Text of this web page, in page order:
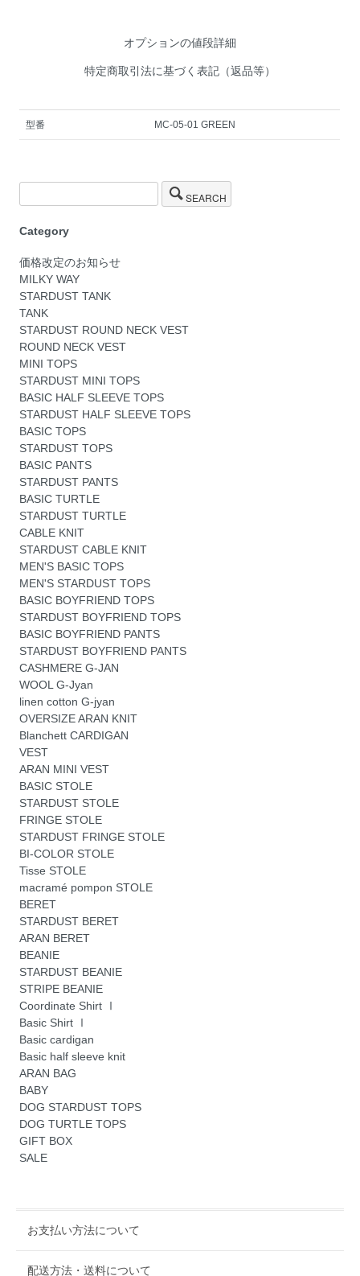
オプションの値段詳細
特定商取引法に基づく表記（返品等）
型番 MC-05-01 GREEN
SEARCH
Category
価格改定のお知らせ
MILKY WAY
STARDUST TANK
TANK
STARDUST ROUND NECK VEST
ROUND NECK VEST
MINI TOPS
STARDUST MINI TOPS
BASIC HALF SLEEVE TOPS
STARDUST HALF SLEEVE TOPS
BASIC TOPS
STARDUST TOPS
BASIC PANTS
STARDUST PANTS
BASIC TURTLE
STARDUST TURTLE
CABLE KNIT
STARDUST CABLE KNIT
MEN'S BASIC TOPS
MEN'S STARDUST TOPS
BASIC BOYFRIEND TOPS
STARDUST BOYFRIEND TOPS
BASIC BOYFRIEND PANTS
STARDUST BOYFRIEND PANTS
CASHMERE G-JAN
WOOL G-Jyan
linen cotton G-jyan
OVERSIZE ARAN KNIT
Blanchett CARDIGAN
VEST
ARAN MINI VEST
BASIC STOLE
STARDUST STOLE
FRINGE STOLE
STARDUST FRINGE STOLE
BI-COLOR STOLE
Tisse STOLE
macramé pompon STOLE
BERET
STARDUST BERET
ARAN BERET
BEANIE
STARDUST BEANIE
STRIPE BEANIE
Coordinate Shirt Ⅰ
Basic Shirt Ⅰ
Basic cardigan
Basic half sleeve knit
ARAN BAG
BABY
DOG STARDUST TOPS
DOG TURTLE TOPS
GIFT BOX
SALE
お支払い方法について
配送方法・送料について